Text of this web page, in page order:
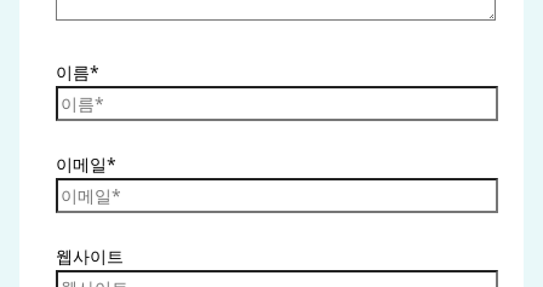
이름*
이메일*
웹사이트